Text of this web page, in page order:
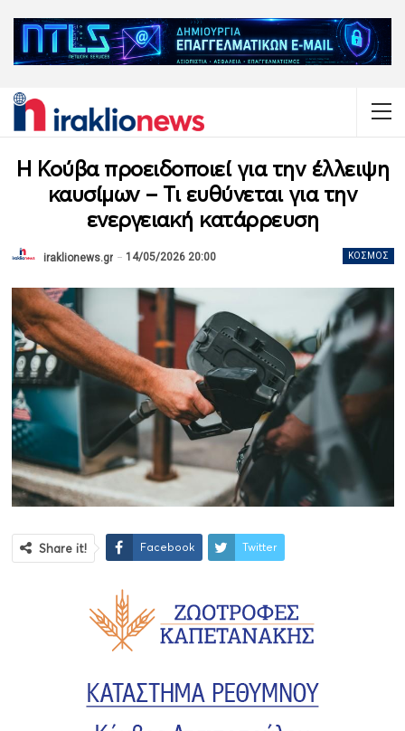
Η Κούβα προειδοποιεί για την έλλειψη
καυσίμων – Τι ευθύνεται για την
ενεργειακή κατάρρευση
ΚΌΣΜΟΣ
iraklionews.gr 14/05/2026 20:00
Share it! Facebook Twitter